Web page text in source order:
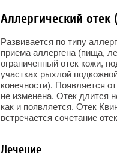
Аллергический отек
Развивается по типу
приема аллергена (пища,
ограниченный отек кожи,
участках рыхлой
конечности). Появляется
не изменена. Отек длится
как и появляется. Отек
встречается сочетание
Лечение